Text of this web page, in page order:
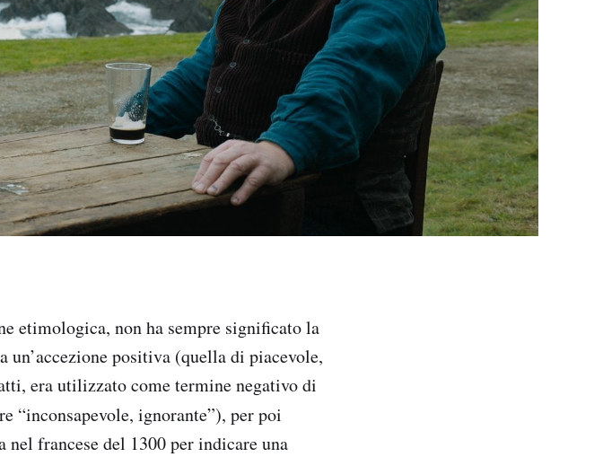
etimologica, non ha sempre significato la
un’accezione positiva (quella di piacevole,
era utilizzato come termine negativo di
“inconsapevole, ignorante”), per poi
nel francese del 1300 per indicare una